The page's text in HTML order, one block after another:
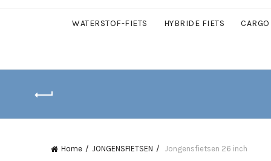
WATERSTOF-FIETS HYBRIDE FIETS
Home JONGENSFIETSEN Jongensfietsen 26 inch